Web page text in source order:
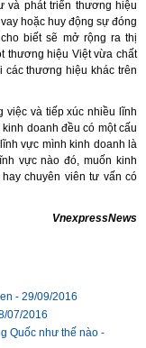
và phát triển thương hiệu
hoặc huy động sự đóng
biết sẽ mở rộng ra thị
thương hiệu Việt vừa chất
các thương hiệu khác trên
việc và tiếp xúc nhiều lĩnh
doanh đều có một cấu
vực mình kinh doanh là
vực nào đó, muốn kinh
chuyên viên tư vấn có
VnexpressNews
- 29/09/2016
07/2016
Quốc như thế nào -